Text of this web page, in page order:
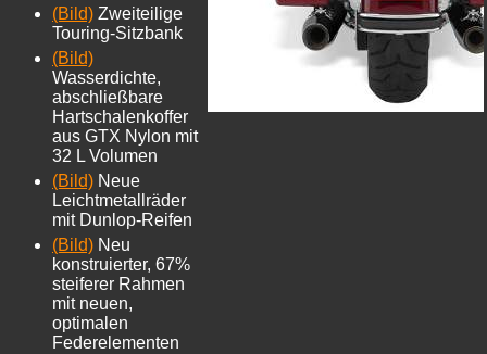
(Bild) Zweiteilige
Touring-Sitzbank
(Bild)
Wasserdichte,
abschließbare
Hartschalenkoffer
aus GTX Nylon mit
32 L Volumen
(Bild) Neue
Leichtmetallräder
mit Dunlop-Reifen
(Bild) Neu
konstruierter, 67%
steiferer Rahmen
mit neuen,
optimalen
Federelementen